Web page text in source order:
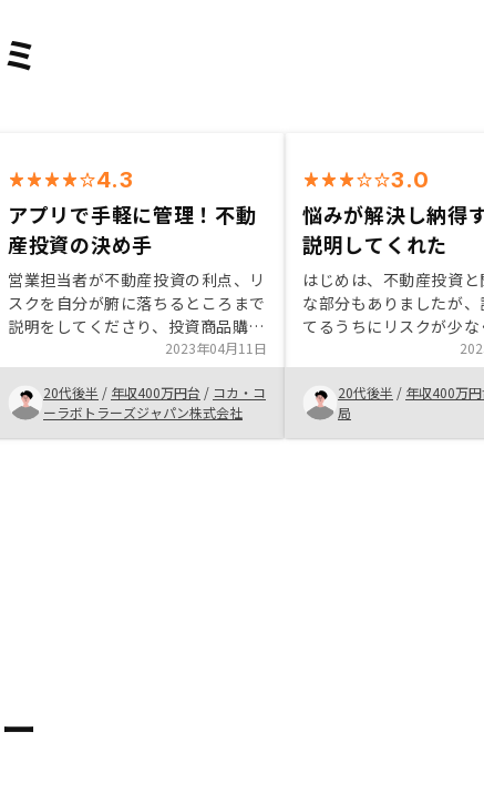
4.3
アプリで手軽に管理！不動
産投資の決め手
営業担当者が不動産投資の利点、リ
スクを自分が腑に落ちるところまで
説明をしてくださり、投資商品購入
の抵抗もなくなり今回購入するきっ
かけとなりました。 勝手なイメー
ジが付きがちな商品ではあります
が、その持ち方や考え方によって
様々な利点があることを一度聞いて
2023年04月11日
20代後半 / 年収400万円台 / コカ・コ
ーラボトラーズジャパン株式会社
3.0
悩みが解決し納得
説明してくれた
はじめは、不動産投資
な部分もありましたが
てるうちにリスクが少な
からはじめられるとこ
じました。 また、管理
ノシーさんがしてくれ
番自分としては楽な部分
20代後半 / 年収400万円
局